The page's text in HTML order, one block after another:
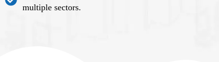
multiple sectors.